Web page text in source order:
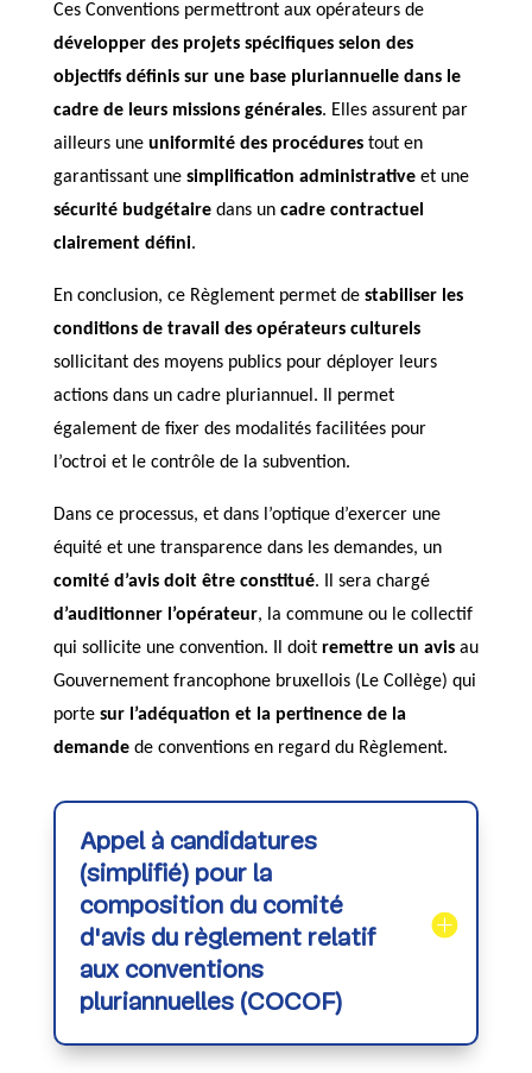
Ces Conventions permettront aux opérateurs de
développer des projets spécifiques selon des
objectifs définis sur une base pluriannuelle dans le
cadre de leurs missions générales. Elles assurent par
ailleurs une uniformité des procédurestout en
garantissant une simplification administrativeet une
sécurité budgétairedans un cadre contractuel
clairement défini.
En conclusion, ce Règlement permet de stabiliser les
conditions de travail des opérateurs culturels
sollicitant des moyens publics pour déployer leurs
actions dans un cadre pluriannuel. Il permet
également de fixer des modalités facilitées pour
l’octroi et le contrôle de la subvention.
Dans ce processus, et dans l’optique d’exercer une
équité et une transparence dans les demandes, un
comité d’avis doit être constitué. Il sera chargé
d’auditionner l’opérateur, la commune ou le collectif
qui sollicite une convention. Il doit remettre un avisau
Gouvernement francophone bruxellois (Le Collège) qui
porte sur l’adéquation et la pertinence de la
demandede conventions en regard du Règlement.
Appel à candidatures
(simplifié) pour la
composition du comité
d'avis du règlement relatif
aux conventions
pluriannuelles (COCOF)